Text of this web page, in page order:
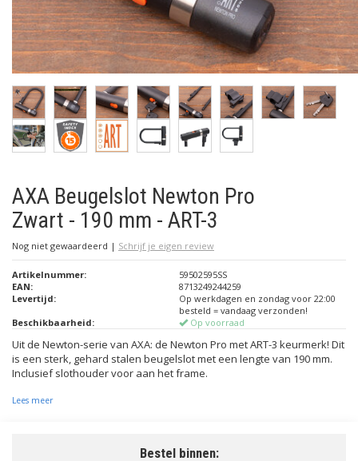
AXA Beugelslot Newton Pro
Zwart - 190 mm - ART-3
Nog niet gewaardeerd | Schrijf je eigen review
Artikelnummer:
59502595SS
EAN:
8713249244259
Levertijd:
Op werkdagen en zondag voor 22:00
besteld = vandaag verzonden!
Beschikbaarheid:
Op voorraad
Uit de Newton-serie van AXA: de Newton Pro met ART-3 keurmerk! Dit
is een sterk, gehard stalen beugelslot met een lengte van 190 mm.
Inclusief slothouder voor aan het frame.
Lees meer
Bestel binnen: